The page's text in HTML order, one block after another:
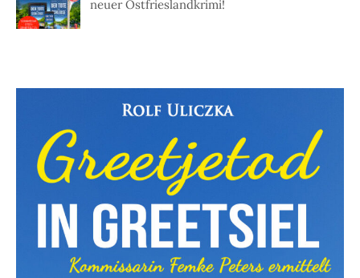
neuer Ostfrieslandkrimi!